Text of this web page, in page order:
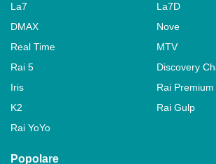
La7
La7D
DMAX
Nove
Real Time
MTV
Rai 5
Discovery
Iris
Rai Premium
K2
Rai Gulp
Rai YoYo
Popolare